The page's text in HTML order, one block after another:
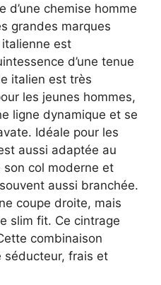
d’une chemise homme
grandes marques
est
d’une tenue
italien est très
les jeunes hommes,
ligne dynamique et se
Idéale pour les
aussi adaptée au
col moderne et
aussi branchée.
coupe droite, mais
slim fit. Ce cintrage
combinaison
séducteur, frais et